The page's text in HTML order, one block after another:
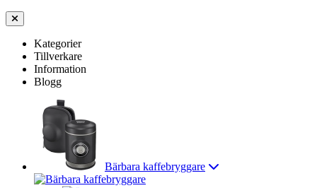
Kategorier
Tillverkare
Information
Blogg
Bärbara kaffebryggare